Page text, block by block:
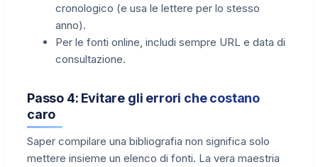
cronologico (e usa le lettere per lo stesso
anno).
Per le fonti online, includi sempre URL e data di
consultazione.
Passo 4: Evitare gli errori che costano
caro
Saper compilare una bibliografia non significa solo
mettere insieme un elenco di fonti. La vera maestria